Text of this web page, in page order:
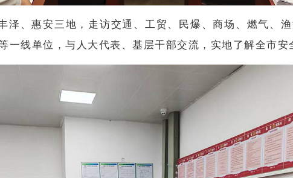
泽、惠安三地，走访交通、工贸、民爆、商场、燃气、
一线单位，与人大代表、基层干部交流，实地了解全市安